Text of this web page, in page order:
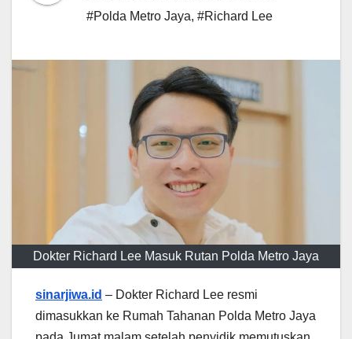
#Polda Metro Jaya, #Richard Lee
Dokter Richard Lee Masuk Rutan Polda Metro Jaya
sinarjiwa.id – Dokter Richard Lee resmi
dimasukkan ke Rumah Tahanan Polda Metro Jaya